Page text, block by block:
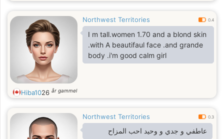
Northwest Territories 0.4
I m tall.women 1.70 and a blond skin
.with A beautifaul face .and grande
body .i'm good calm girl
Hiba1026 år gammel
Northwest Territories 0.3
عاطفي و جدي و وحيد احب المزاح